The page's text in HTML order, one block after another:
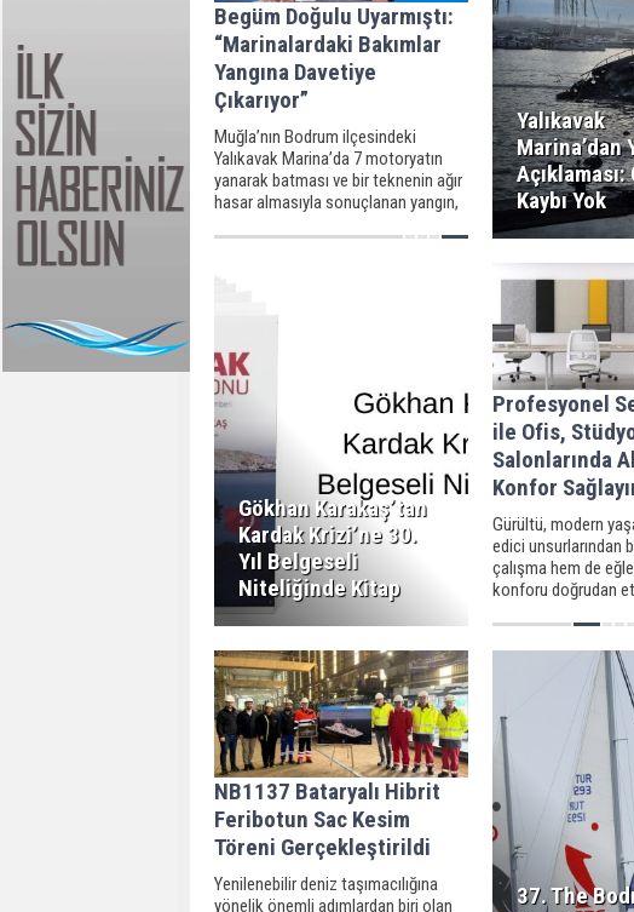
Begüm Doğulu Uyarmıştı:
“Marinalardaki Bakımlar
Yangına Davetiye
Çıkarıyor”
Muğla’nın Bodrum ilçesindeki
Yalıkavak Marina’da 7 motoryatın
yanarak batması ve bir teknenin ağır
hasar almasıyla sonuçlanan yangın,
Doğulu’nun günler önce yaptığı
Yalıkavak
Marina’dan
Açıklaması:
Kaybı Yok
Gökhan Karakaş’tan
Kardak Krizi’ne 30.
Yıl Belgeseli
Niteliğinde Kitap
Profesyonel
ile Ofis,
Salonlarında
Konfor
Gürültü, modern
edici unsurlarından
çalışma hem de
konforu doğrudan
NB1137 Bataryalı Hibrit
Feribotun Sac Kesim
Töreni Gerçekleştirildi
Yenilenebilir deniz taşımacılığına
yönelik önemli adımlardan biri olan
37. The